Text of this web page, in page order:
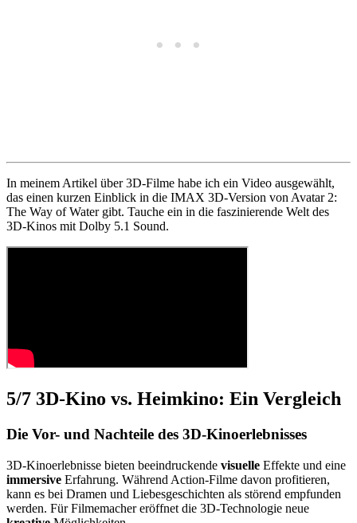
In meinem Artikel über 3D-Filme habe ich ein Video ausgewählt,
das einen kurzen Einblick in die IMAX 3D-Version von Avatar 2:
The Way of Water gibt. Tauche ein in die faszinierende Welt des
3D-Kinos mit Dolby 5.1 Sound.
5/7 3D-Kino vs. Heimkino: Ein Vergleich
Die Vor- und Nachteile des 3D-Kinoerlebnisses
3D-Kinoerlebnisse bieten beeindruckende visuelle Effekte und eine
immersive Erfahrung. Während Action-Filme davon profitieren,
kann es bei Dramen und Liebesgeschichten als störend empfunden
werden. Für Filmemacher eröffnet die 3D-Technologie neue